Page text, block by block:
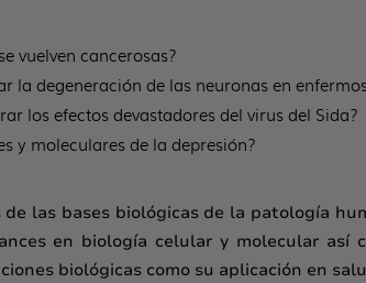
vuelven cancerosas?
la degeneración de las neuronas en
los efectos devastadores del virus del Sida?
y moleculares de la depresión?
las bases biológicas de la patología
en biología celular y molecular
biológicas como su aplicación en